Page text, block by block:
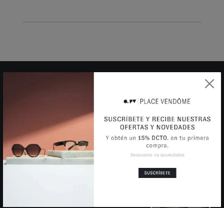
OBTÉN UN 15% DSCTO EN TU PRIMERA
COMPRA
Sé el primero en enterarte de nuestras ofertas.